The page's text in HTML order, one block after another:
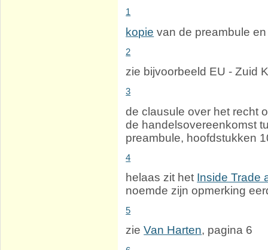
1
kopie van de preambule
2
zie bijvoorbeeld EU - Zuid
3
de clausule over het recht
de handelsovereenkomst
preambule, hoofdstukken
4
helaas zit het Inside Trade
noemde zijn opmerking
5
zieVan Harten, pagina 6